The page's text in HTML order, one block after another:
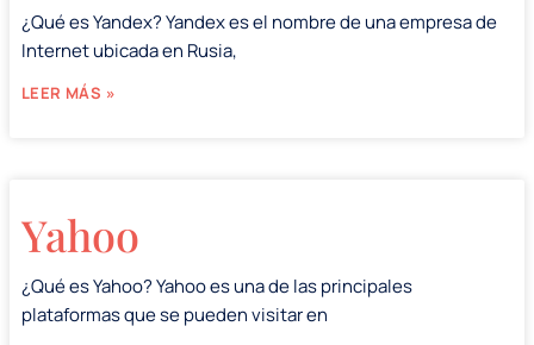
¿Qué es Yandex? Yandex es el nombre de una empresa de
Internet ubicada en Rusia,
LEER MÁS »
Yahoo
¿Qué es Yahoo? Yahoo es una de las principales
plataformas que se pueden visitar en